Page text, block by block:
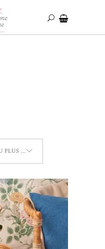
TRI DU PLUS RÉCENT AU PLUS ANCIEN